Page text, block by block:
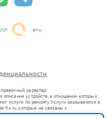
характер.
устройств, в отношении которых
услуги по ремонту. Услуги оказываются в
fix.ru, которые не связаны с
представителями.